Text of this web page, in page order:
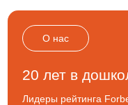
О нас
20 лет в
Лидеры рейтинга